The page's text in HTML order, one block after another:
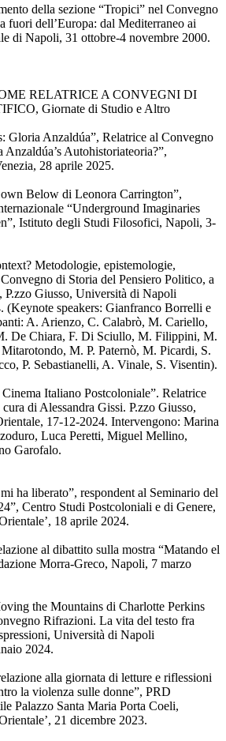
della sezione “Tropici” nel Convegno
fuori dell’Europa: dal Mediterraneo ai
di Napoli, 31 ottobre-4 novembre 2000.
RELATRICE A CONVEGNI DI
Giornate di Studio e Altro
Gloria Anzaldúa”, Relatrice al Convegno
Autohistoriateoria?”,
28 aprile 2025.
Below di Leonora Carrington”,
“Underground Imaginaries
Istituto degli Studi Filosofici, Napoli, 3-
Metodologie, epistemologie,
di Storia del Pensiero Politico, a
Giusso, Università di Napoli
(Keynote speakers: Gianfranco Borrelli e
A. Arienzo, C. Calabrò, M. Cariello,
De Chiara, F. Di Sciullo, M. Filippini, M.
M. P. Paternò, M. Picardi, S.
P. Sebastianelli, A. Vinale, S. Visentin).
Italiano Postcoloniale”. Relatrice
di Alessandra Gissi. P.zzo Giusso,
17-12-2024. Intervengono: Marina
Luca Peretti, Miguel Mellino,
Garofalo.
ha liberato”, respondent al Seminario del
Centro Studi Postcoloniali e di Genere,
18 aprile 2024.
al dibattito sulla mostra “Matando el
Morra-Greco, Napoli, 7 marzo
the Mountains di Charlotte Perkins
Rifrazioni. La vita del testo fra
Università di Napoli
2024.
alla giornata di letture e riflessioni
la violenza sulle donne”, PRD
Palazzo Santa Maria Porta Coeli,
21 dicembre 2023.